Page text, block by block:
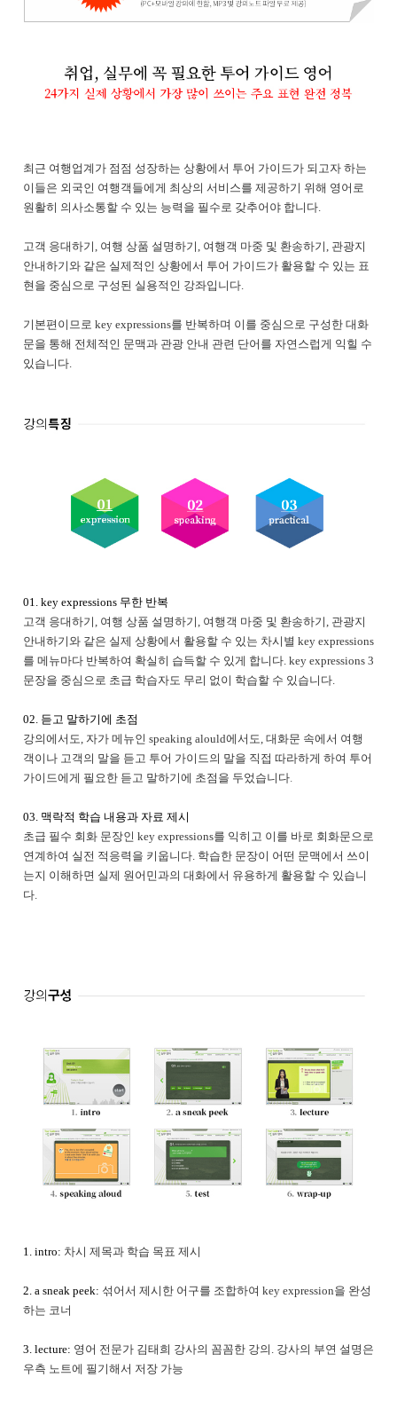
최근 여행업계가 점점 성장하는 상황에서 투어 가이드가 되고자 하는
이들은 외국인 여행객들에게 최상의 서비스를 제공하기 위해 영어로
원활히 의사소통할 수 있는 능력을 필수로 갖추어야 합니다.
고객 응대하기, 여행 상품 설명하기, 여행객 마중 및 환송하기, 관광지
안내하기와 같은 실제적인 상황에서 투어 가이드가 활용할 수 있는 표
현을 중심으로 구성된 실용적인 강좌입니다.
기본편이므로 key expressions를 반복하며 이를 중심으로 구성한 대화
문을 통해 전체적인 문맥과 관광 안내 관련 단어를 자연스럽게 익힐 수
있습니다.
01. key expressions 무한 반복
고객 응대하기, 여행 상품 설명하기, 여행객 마중 및 환송하기, 관광지
안내하기와 같은 실제 상황에서 활용할 수 있는 차시별 key expressions
를 메뉴마다 반복하여 확실히 습득할 수 있게 합니다. key expressions 3
문장을 중심으로 초급 학습자도 무리 없이 학습할 수 있습니다.
02. 듣고 말하기에 초점
강의에서도, 자가 메뉴인 speaking alould에서도, 대화문 속에서 여행
객이나 고객의 말을 듣고 투어 가이드의 말을 직접 따라하게 하여 투어
가이드에게 필요한 듣고 말하기에 초점을 두었습니다.
03. 맥락적 학습 내용과 자료 제시
초급 필수 회화 문장인 key expressions를 익히고 이를 바로 회화문으로
연계하여 실전 적응력을 키웁니다. 학습한 문장이 어떤 문맥에서 쓰이
는지 이해하면 실제 원어민과의 대화에서 유용하게 활용할 수 있습니
다.
1. intro: 차시 제목과 학습 목표 제시
2. a sneak peek: 섞어서 제시한 어구를 조합하여 key expression을 완성
하는 코너
3. lecture: 영어 전문가 김태희 강사의 꼼꼼한 강의. 강사의 부연 설명은
우측 노트에 필기해서 저장 가능